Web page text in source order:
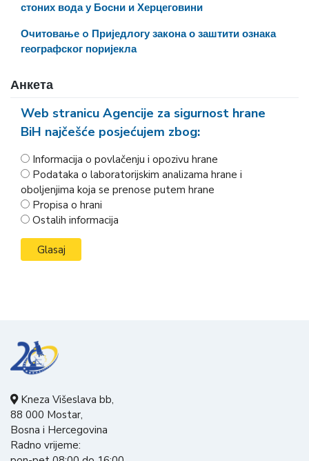
стоних вода у Босни и Херцеговини
Очитовање o Приједлогу закона о заштити ознака
географског поријекла
Анкета
Web stranicu Agencije za sigurnost hrane
BiH najčešće posjećujem zbog:
Informacija o povlačenju i opozivu hrane
Podataka o laboratorijskim analizama hrane i
oboljenjima koja se prenose putem hrane
Propisa o hrani
Ostalih informacija
Kneza Višeslava bb,
88 000 Mostar,
Bosna i Hercegovina
Radno vrijeme: